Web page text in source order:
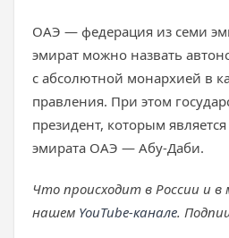
ОАЭ — федерация из семи
эмират можно назвать
с абсолютной монархией в
правления. При этом
президент, которым
эмирата ОАЭ — Абу-Даби.
Что происходит в России и в
нашем YouTube-канале.